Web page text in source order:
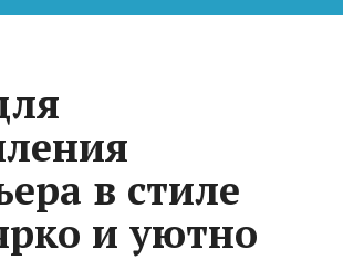
в стиле
и уютно